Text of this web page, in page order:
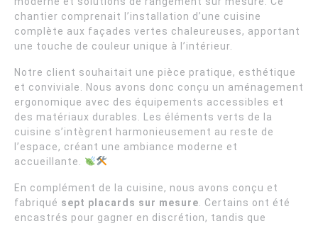
chantier comprenait l’installation d’une cuisine
complète aux façades vertes chaleureuses, apportant
une touche de couleur unique à l’intérieur.
Notre client souhaitait une pièce pratique, esthétique
et conviviale. Nous avons donc conçu un aménagement
ergonomique avec des équipements accessibles et
des matériaux durables. Les éléments verts de la
cuisine s’intègrent harmonieusement au reste de
l’espace, créant une ambiance moderne et
accueillante.
En complément de la cuisine, nous avons conçu et
fabriqué sept placards sur mesure . Certains ont été
encastrés pour gagner en discrétion, tandis que